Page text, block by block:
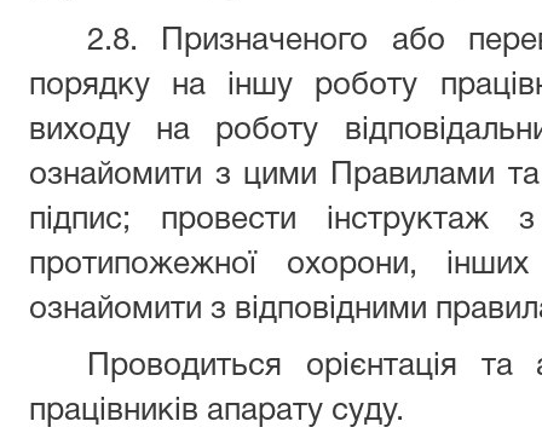
2.8. Призначеного або
порядку на іншу роботу
виходу на роботу
ознайомити з цими Правилами та
підпис; провести інструктаж
протипожежної охорони,
ознайомити з відповідними
Проводиться орієнтація та
працівників апарату суду.